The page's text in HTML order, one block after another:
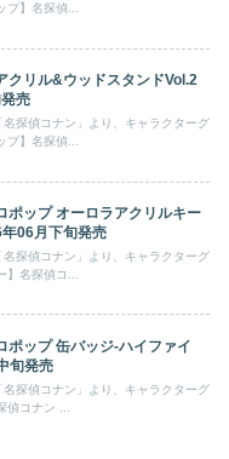
プ】名探偵...
クリル&ウッドスタンドVol.2
売
探偵コナン」より、キャラクターグ
プ】名探偵...
ポップ オーロラアクリルキー
06月下旬発売
探偵コナン」より、キャラクターグ
】名探偵コ...
ポップ 缶バッジ-ハイファイ
旬発売
探偵コナン」より、キャラクターグ
偵コナン ...